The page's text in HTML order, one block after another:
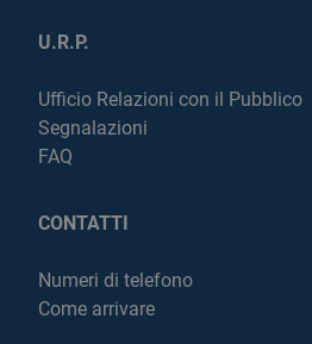
U.R.P.
Ufficio Relazioni con il Pubblico
Segnalazioni
FAQ
CONTATTI
Numeri di telefono
Come arrivare